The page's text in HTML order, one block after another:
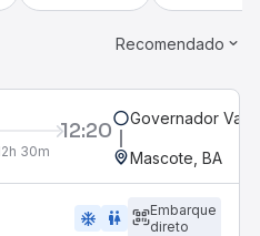
Recomendado
12:20
30m
Governador
Mascote, BA
ac_unit wc
Embarque
direto